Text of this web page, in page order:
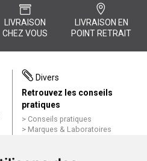
LIVRAISON
CHEZ VOUS
LIVRAISON EN
POINT RETRAIT
Divers
Retrouvez les conseils
pratiques
Conseils pratiques
Marques & Laboratoires